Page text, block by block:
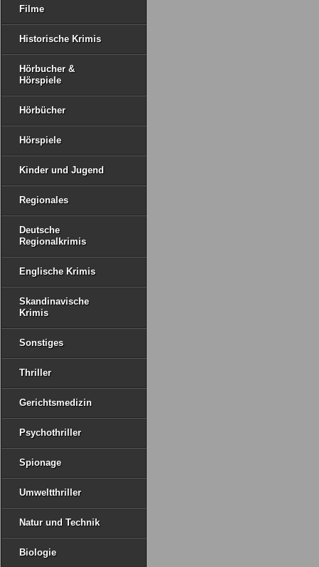
Filme
Historische Krimis
Hörbucher &
Hörspiele
Hörbücher
Hörspiele
Kinder und Jugend
Regionales
Deutsche
Regionalkrimis
Englische Krimis
Skandinavische
Krimis
Sonstiges
Thriller
Gerichtsmedizin
Psychothriller
Spionage
Umweltthriller
Natur und Technik
Biologie